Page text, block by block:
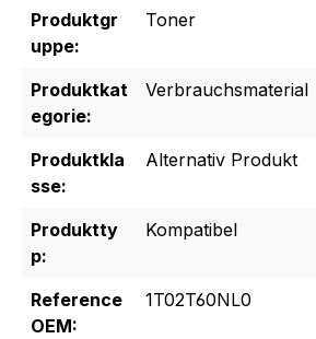
Produktgr
uppe:
Toner
Produktkat
egorie:
Verbrauchsmaterial
Produktkla
sse:
Alternativ Produkt
Produktty
p:
Kompatibel
Reference
OEM:
1T02T60NL0